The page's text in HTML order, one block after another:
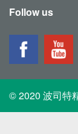
Follow us
© 2020 波司特